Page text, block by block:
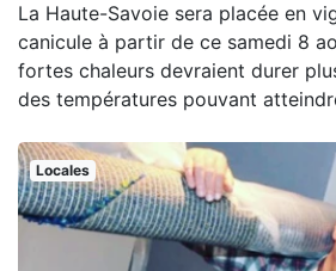
La Haute-Savoie sera placée en
canicule à partir de ce samedi 8
fortes chaleurs devraient durer
des températures pouvant
Locales